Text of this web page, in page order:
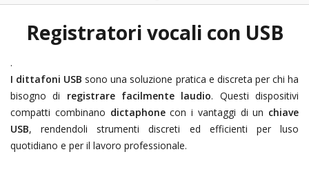
Registratori vocali con USB
.
I dittafoni USB sono una soluzione pratica e discreta per chi ha
bisogno di registrare facilmente laudio. Questi dispositivi
compatti combinano dictaphonecon i vantaggi di un chiave
USB, rendendoli strumenti discreti ed efficienti per luso
quotidiano e per il lavoro professionale.